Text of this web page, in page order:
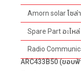
Amorn solar โซล่
Spare Part อะไหล่
Radio
รีโมทแอร์ DAIKIN
ARC433B50 (ขอบฟ้